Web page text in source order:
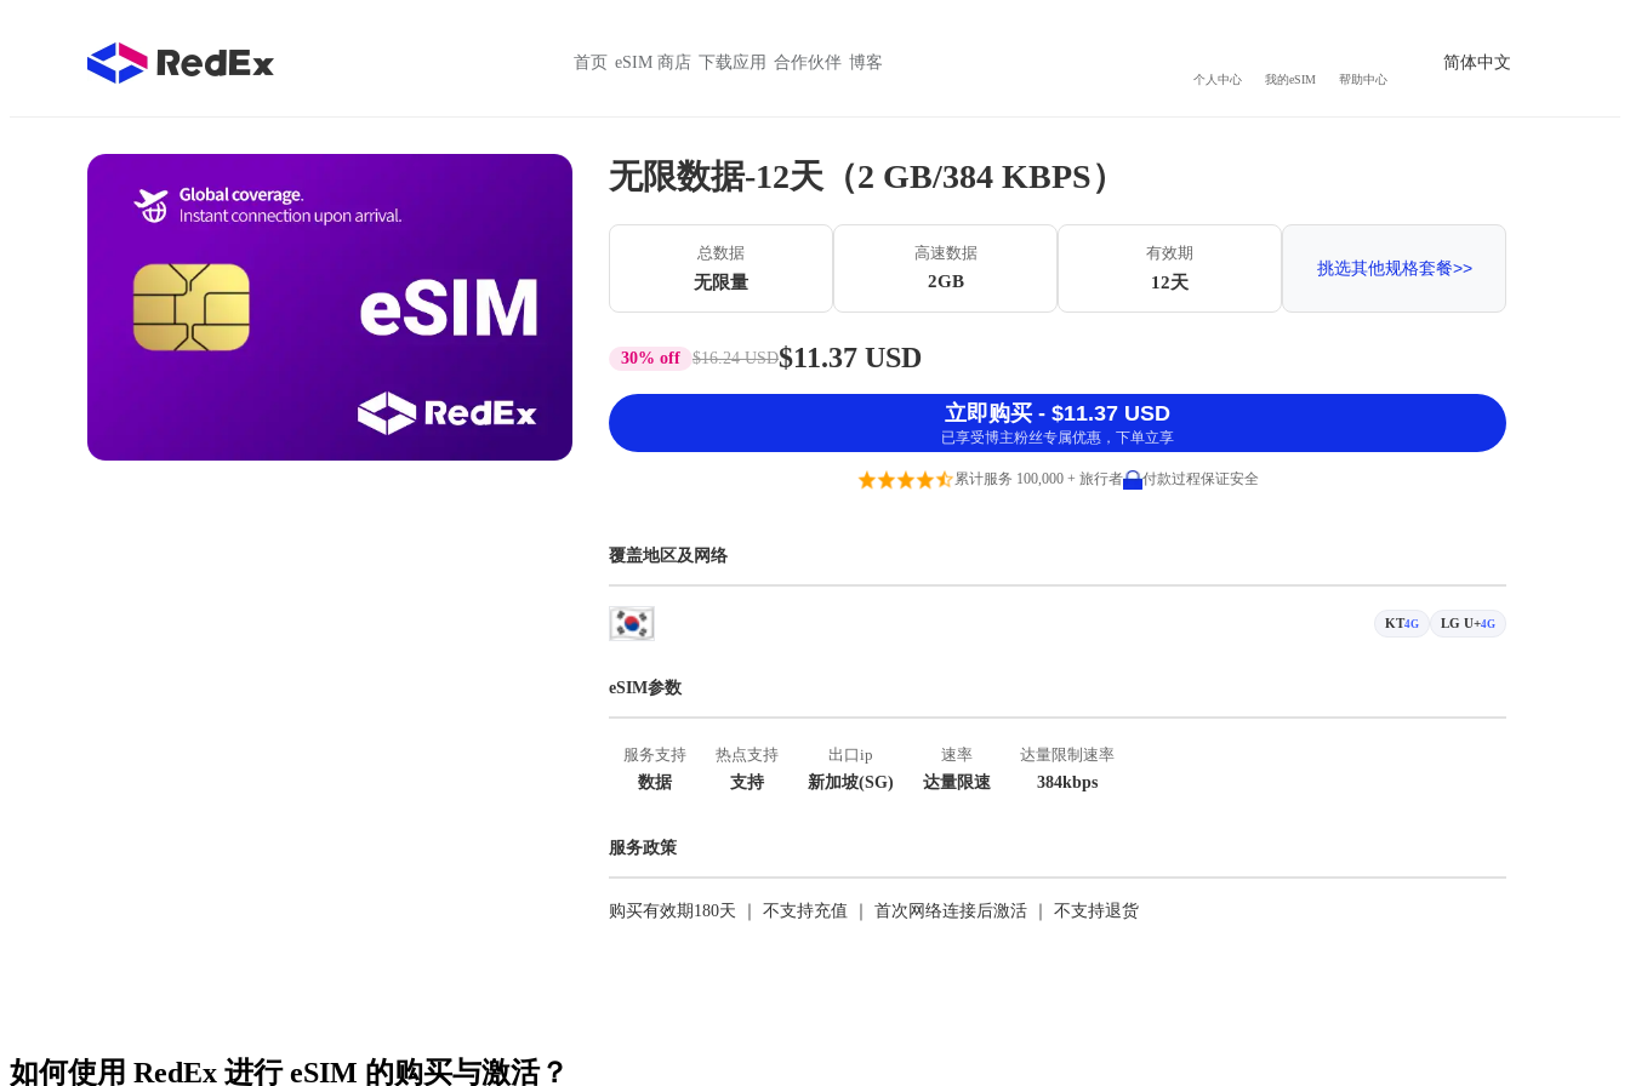
首页 eSIM 商店 下载应用 合作伙伴 博客
个人中心 我的eSIM 帮助中心
简体中文
无限数据-12天（2 GB/384 KBPS）
总数据
无限量
高速数据
2GB
有效期
12天
挑选其他规格套餐>>
30% off $16.24 USD$11.37 USD
立即购买 - $11.37 USD
已享受博主粉丝专属优惠，下单立享
累计服务 100,000 + 旅行者 付款过程保证安全
覆盖地区及网络
KT4G LG U+4G
eSIM参数
服务支持
数据
热点支持
支持
出口ip
新加坡(SG)
速率
达量限速
达量限制速率
384kbps
服务政策
购买有效期180天 ｜ 不支持充值 ｜ 首次网络连接后激活 ｜ 不支持退货
如何使用 RedEx 进行 eSIM 的购买与激活？